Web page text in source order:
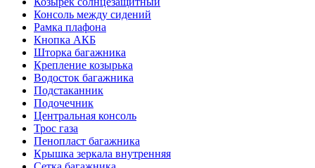
Консоль между сидений
Рамка плафона
Кнопка АКБ
Шторка багажника
Крепление козырька
Водосток багажника
Подстаканник
Подочечник
Центральная консоль
Трос газа
Пенопласт багажника
Крышка зеркала внутренняя